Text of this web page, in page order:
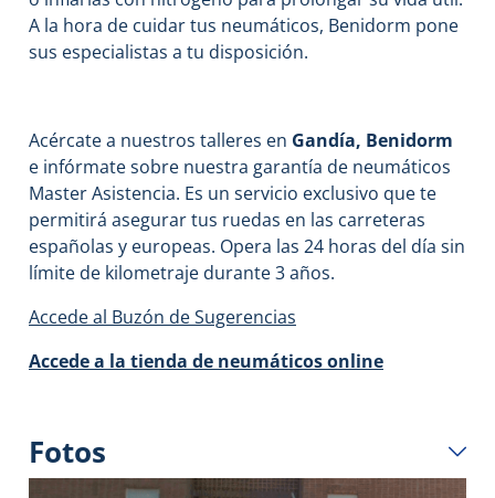
A la hora de cuidar tus neumáticos, Benidorm pone
sus especialistas a tu disposición.
Acércate a nuestros talleres en Gandía, Benidorm
e infórmate sobre nuestra garantía de neumáticos
Master Asistencia. Es un servicio exclusivo que te
permitirá asegurar tus ruedas en las carreteras
españolas y europeas. Opera las 24 horas del día sin
límite de kilometraje durante 3 años.
Accede al Buzón de Sugerencias
Accede a la tienda de neumáticos online
Fotos